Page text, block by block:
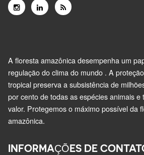
A floresta amazônica desempenha um
regulação do clima do mundo . A
tropical preserva a subsistência de
por cento de todas as espécies animais e
valor. Protegemos o máximo possível da
amazônica.
INFORMAÇÕES DE